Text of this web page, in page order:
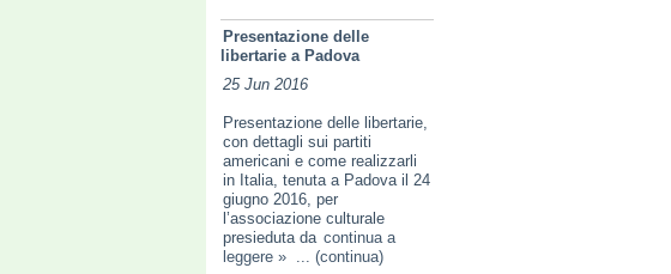
Presentazione delle
libertarie a Padova
25 Jun 2016
Presentazione delle libertarie,
con dettagli sui partiti
americani e come realizzarli
in Italia, tenuta a Padova il 24
giugno 2016, per
l’associazione culturale
presieduta da continua a
leggere » ... (continua)